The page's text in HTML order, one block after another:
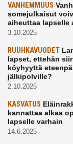
VANHEMMUUS
somejulkaisut
aiheuttaa lapselle
3.10.2025
RUUHKAVUODET
lapset, ettehän
köyhyyttä
jälkipolville?
2.10.2025
KASVATUS
kannattaa alkaa
lapselle varhain
14.6.2025